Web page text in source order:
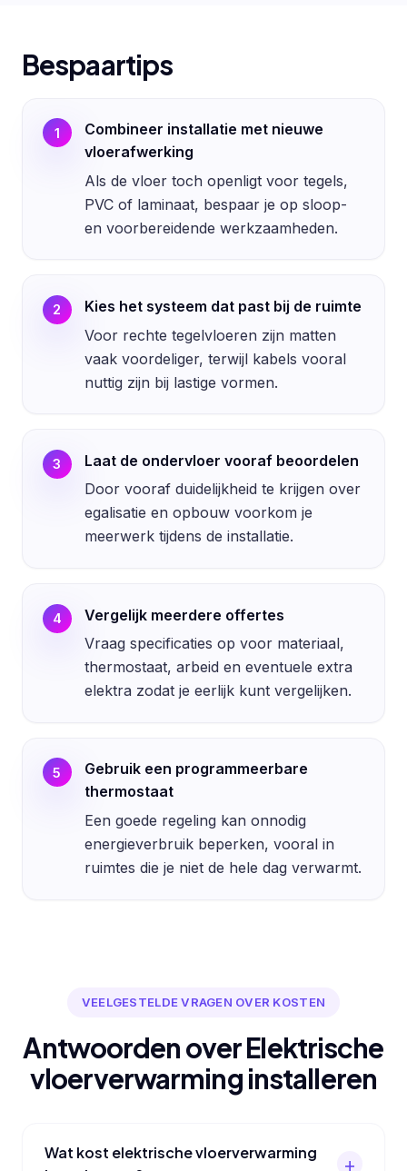
Bespaartips
1
Combineer installatie met nieuwe
vloerafwerking
Als de vloer toch openligt voor tegels,
PVC of laminaat, bespaar je op sloop-
en voorbereidende werkzaamheden.
2
Kies het systeem dat past bij de ruimte
Voor rechte tegelvloeren zijn matten
vaak voordeliger, terwijl kabels vooral
nuttig zijn bij lastige vormen.
3
Laat de ondervloer vooraf beoordelen
Door vooraf duidelijkheid te krijgen over
egalisatie en opbouw voorkom je
meerwerk tijdens de installatie.
4
Vergelijk meerdere offertes
Vraag specificaties op voor materiaal,
thermostaat, arbeid en eventuele extra
elektra zodat je eerlijk kunt vergelijken.
5
Gebruik een programmeerbare
thermostaat
Een goede regeling kan onnodig
energieverbruik beperken, vooral in
ruimtes die je niet de hele dag verwarmt.
VEELGESTELDE VRAGEN OVER KOSTEN
Antwoorden over Elektrische
vloerverwarming installeren
Wat kost elektrische vloerverwarming